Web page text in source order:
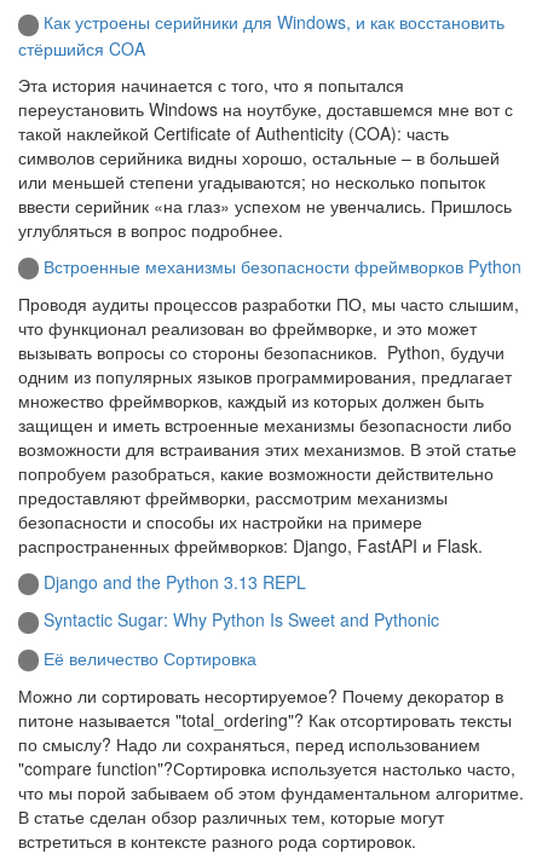
Как устроены серийники для Windows, и как восстановить
стёршийся COA
Эта история начинается с того, что я попытался
переустановить Windows на ноутбуке, доставшемся мне вот с
такой наклейкой Certificate of Authenticity (COA): часть
символов серийника видны хорошо, остальные – в большей
или меньшей степени угадываются; но несколько попыток
ввести серийник «на глаз» успехом не увенчались. Пришлось
углубляться в вопрос подробнее.
Встроенные механизмы безопасности фреймворков Python
Проводя аудиты процессов разработки ПО, мы часто слышим,
что функционал реализован во фреймворке, и это может
вызывать вопросы со стороны безопасников. Python, будучи
одним из популярных языков программирования, предлагает
множество фреймворков, каждый из которых должен быть
защищен и иметь встроенные механизмы безопасности либо
возможности для встраивания этих механизмов. В этой статье
попробуем разобраться, какие возможности действительно
предоставляют фреймворки, рассмотрим механизмы
безопасности и способы их настройки на примере
распространенных фреймворков: Django, FastAPI и Flask.
Django and the Python 3.13 REPL
Syntactic Sugar: Why Python Is Sweet and Pythonic
Её величество Сортировка
Можно ли сортировать несортируемое? Почему декоратор в
питоне называется "total_ordering"? Как отсортировать тексты
по смыслу? Надо ли сохраняться, перед использованием
"compare function"?Сортировка используется настолько часто,
что мы порой забываем об этом фундаментальном алгоритме.
В статье сделан обзор различных тем, которые могут
встретиться в контексте разного рода сортировок.